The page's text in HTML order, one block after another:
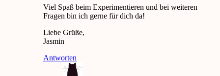
Viel Spaß beim Experimentieren und bei weiteren
Fragen bin ich gerne für dich da!
Liebe Grüße,
Jasmin
Antworten